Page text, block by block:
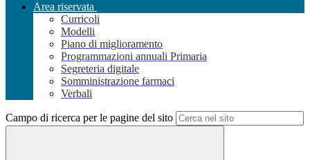
Area riservata
Curricoli
Modelli
Piano di miglioramento
Programmazioni annuali Primaria
Segreteria digitale
Somministrazione farmaci
Verbali
Campo di ricerca per le pagine del sito